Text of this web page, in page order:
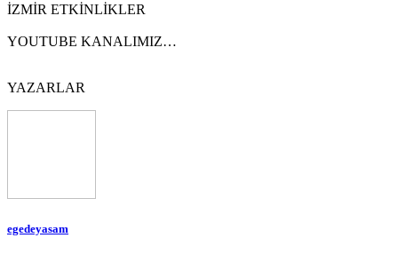
İZMİR ETKİNLİKLER
YOUTUBE KANALIMIZ…
YAZARLAR
egedeyasam